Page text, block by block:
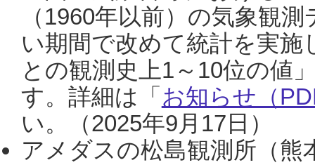
（1960年以前）の気象観
い期間で改めて統計を実
との観測史上1～10位の値
す。詳細は「 お知らせ（
い。（2025年9月17日）
アメダスの松島観測所（熊